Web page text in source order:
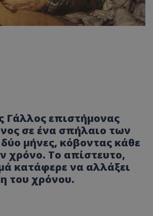
Γάλλος επιστήμονας
σε ένα σπήλαιο των
μήνες, κόβοντας κάθε
χρόνο. Το απίστευτο,
κατάφερε να αλλάξει
του χρόνου.